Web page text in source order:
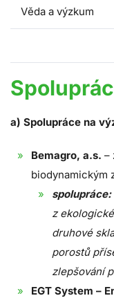
Věda a výzkum
a) Spolupráce na
Bemagro, a.s. –
biodynamickým
spolupráce:
z
druhové
porostů
zlepšování
EGT System –